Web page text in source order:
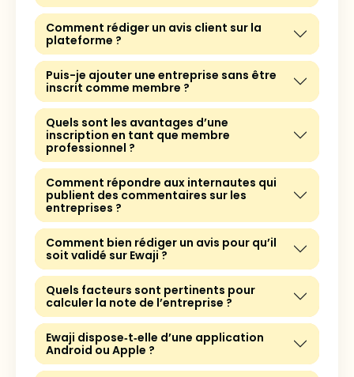
Comment rédiger un avis client sur la
plateforme ?
Puis-je ajouter une entreprise sans être
inscrit comme membre ?
Quels sont les avantages d’une
inscription en tant que membre
professionnel ?
Comment répondre aux internautes qui
publient des commentaires sur les
entreprises ?
Comment bien rédiger un avis pour qu’il
soit validé sur Ewaji ?
Quels facteurs sont pertinents pour
calculer la note de l’entreprise ?
Ewaji dispose‑t‑elle d’une application
Android ou Apple ?